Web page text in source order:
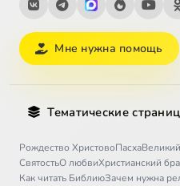
Мне нужна помощь
Тематические
Рождество ХристовоПасха
СвятостьО любвиХристианский
Как читать БиблиюЗачем нужна